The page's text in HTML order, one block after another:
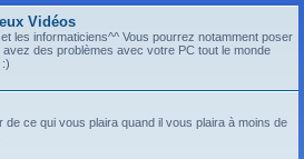
Vidéos
les informaticiens^^ Vous pourrez notamment poser
des problèmes avec votre PC tout le monde
de ce qui vous plaira quand il vous plaira à moins de